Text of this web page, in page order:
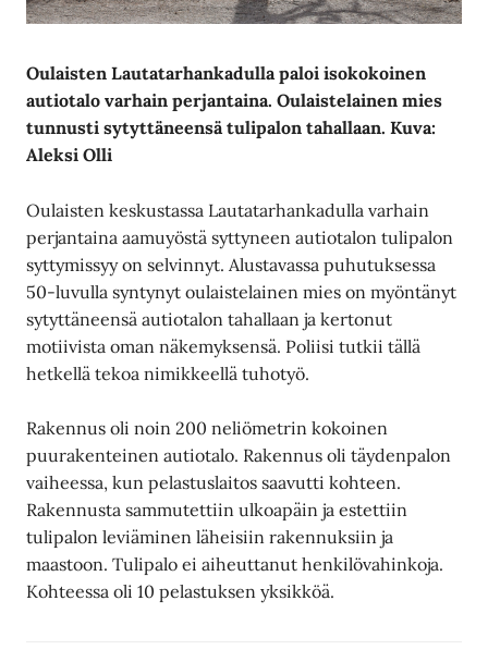
Oulaisten Lautatarhankadulla paloi isokokoinen
autiotalo varhain perjantaina. Oulaistelainen mies
tunnusti sytyttäneensä tulipalon tahallaan. Kuva:
Aleksi Olli
Oulaisten keskustassa Lautatarhankadulla varhain
perjantaina aamuyöstä syttyneen autiotalon tulipalon
syttymissyy on selvinnyt. Alustavassa puhutuksessa
50-luvulla syntynyt oulaistelainen mies on myöntänyt
sytyttäneensä autiotalon tahallaan ja kertonut
motiivista oman näkemyksensä. Poliisi tutkii tällä
hetkellä tekoa nimikkeellä tuhotyö.
Rakennus oli noin 200 neliömetrin kokoinen
puurakenteinen autiotalo. Rakennus oli täydenpalon
vaiheessa, kun pelastuslaitos saavutti kohteen.
Rakennusta sammutettiin ulkoapäin ja estettiin
tulipalon leviäminen läheisiin rakennuksiin ja
maastoon. Tulipalo ei aiheuttanut henkilövahinkoja.
Kohteessa oli 10 pelastuksen yksikköä.